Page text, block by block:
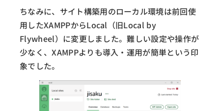
ちなみに、サイト構築用のローカル環境は前回使
用したXAMPPからLocal（旧Local by
Flywheel）に変更しました。難しい設定や操作が
少なく、XAMPPよりも導入・運用が簡単という印
象でした。